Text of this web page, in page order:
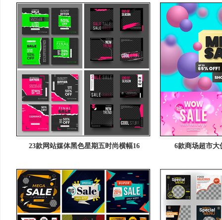
23款网站媒体黑色星期五时尚横幅16 6款商场超市大